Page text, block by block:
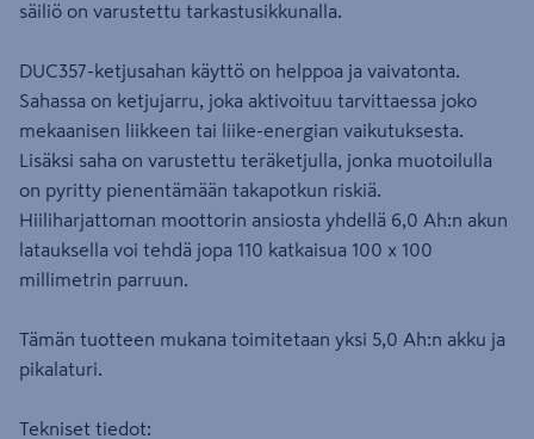
säiliö on varustettu tarkastusikkunalla.
DUC357-ketjusahan käyttö on helppoa ja vaivatonta.
Sahassa on ketjujarru, joka aktivoituu tarvittaessa joko
mekaanisen liikkeen tai liike-energian vaikutuksesta.
Lisäksi saha on varustettu teräketjulla, jonka muotoilulla
on pyritty pienentämään takapotkun riskiä.
Hiiliharjattoman moottorin ansiosta yhdellä 6,0 Ah:n akun
latauksella voi tehdä jopa 110 katkaisua 100 x 100
millimetrin parruun.
Tämän tuotteen mukana toimitetaan yksi 5,0 Ah:n akku ja
pikalaturi.
Tekniset tiedot: